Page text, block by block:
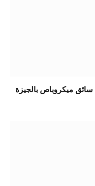
ميكروباص بالجيزة